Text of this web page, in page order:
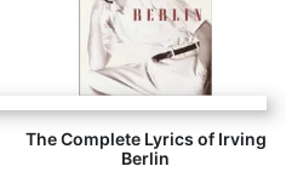
The Complete Lyrics of Irving
Berlin